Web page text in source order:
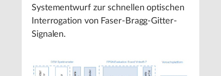
Systementwurf zur schnellen optischen
Interrogation von Faser-Bragg-Gitter-
Signalen.